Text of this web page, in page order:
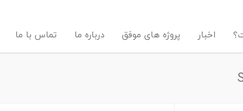
اخبار پروژه های موفق درباره ما تماس با ما